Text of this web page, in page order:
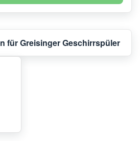
für Greisinger Geschirrspüler